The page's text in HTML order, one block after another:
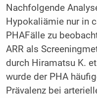
Nachfolgende
Hypokaliämie nur in
PHAFälle zu
ARR als
durch Hiramatsu K.
wurde der PHA
Prävalenz bei